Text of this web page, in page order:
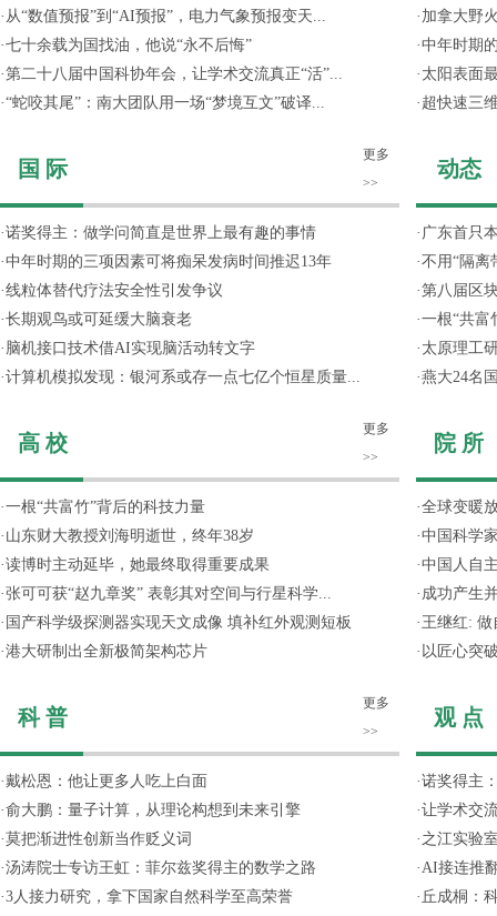
· 从“数值预报”到“AI预报”，电力气象预报变天...
·七十余载为国找油，他说“永不后悔”
·第二十八届中国科协年会，让学术交流真正“活”...
·“蛇咬其尾”：南大团队用一场“梦境互文”破译...
国 际
更多
>>
·诺奖得主：做学问简直是世界上最有趣的事情
·中年时期的三项因素可将痴呆发病时间推迟13年
·线粒体替代疗法安全性引发争议
·长期观鸟或可延缓大脑衰老
· 脑机接口技术借AI实现脑活动转文字
·计算机模拟发现：银河系或存一点七亿个恒星质量...
高 校
更多
>>
·一根“共富竹”背后的科技力量
· 山东财大教授刘海明逝世，终年38岁
·读博时主动延毕，她最终取得重要成果
·张可可获“赵九章奖” 表彰其对空间与行星科学...
· 国产科学级探测器实现天文成像 填补红外观测短板
·港大研制出全新极简架构芯片
科 普
更多
>>
·戴松恩：他让更多人吃上白面
·俞大鹏：量子计算，从理论构想到未来引擎
·莫把渐进性创新当作贬义词
·汤涛院士专访王虹：菲尔兹奖得主的数学之路
·3人接力研究，拿下国家自然科学至高荣誉
· 加拿大野
·中年时期
· 太阳表面
· 超快速三
动态
· 广东首只
·不用“隔离
·第八届区
·一根“共富
· 太原理工
·燕大24名
院 所
·全球变暖
·中国科学
·中国人自
· 成功产生
· 王继红: 做
· 以匠心突
观 点
·诺奖得主
·让学术交
· 之江实验
·AI接连推
· 丘成桐：